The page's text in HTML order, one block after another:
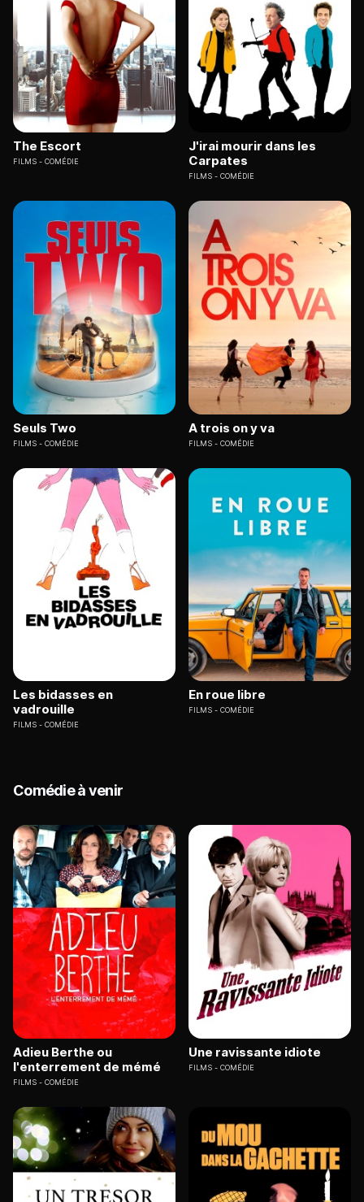
The Escort
FILMS COMÉDIE
J'irai mourir dans les
Carpates
FILMS COMÉDIE
Seuls Two
FILMS COMÉDIE
A trois on y va
FILMS COMÉDIE
Les bidasses en
vadrouille
FILMS COMÉDIE
En roue libre
FILMS COMÉDIE
Comédie à venir
Adieu Berthe ou
l'enterrement de mémé
FILMS COMÉDIE
Une ravissante idiote
FILMS COMÉDIE